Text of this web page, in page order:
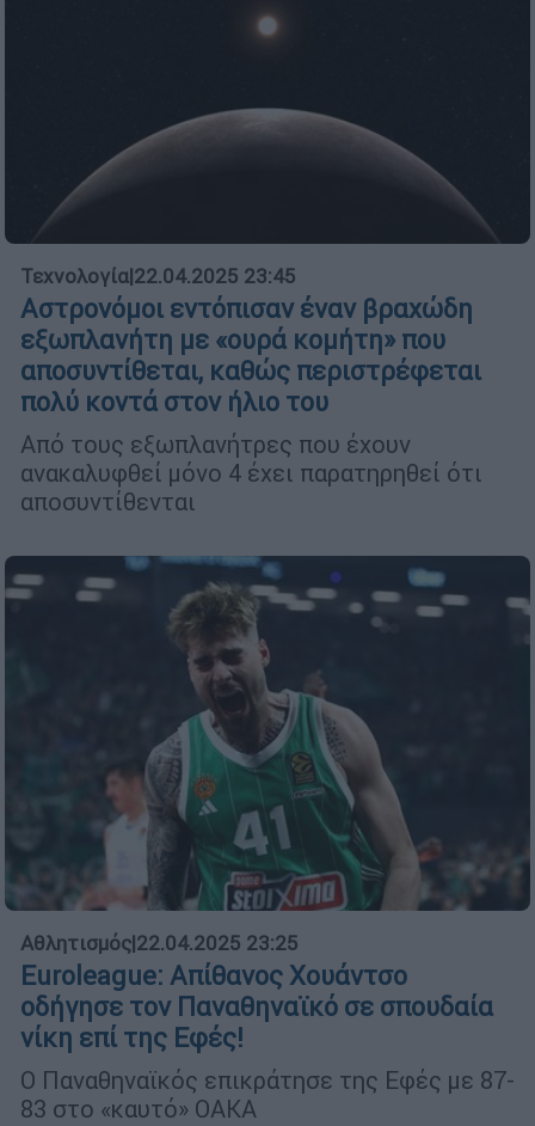
Τεχνολογία|22.04.2025 23:45
Αστρονόμοι εντόπισαν έναν βραχώδη
εξωπλανήτη με «ουρά κομήτη» που
αποσυντίθεται, καθώς περιστρέφεται
πολύ κοντά στον ήλιο του
Από τους εξωπλανήτρες που έχουν
ανακαλυφθεί μόνο 4 έχει παρατηρηθεί ότι
αποσυντίθενται
Αθλητισμός|22.04.2025 23:25
Euroleague: Απίθανος Χουάντσο
οδήγησε τον Παναθηναϊκό σε σπουδαία
νίκη επί της Εφές!
Ο Παναθηναϊκός επικράτησε της Εφές με 87-
83 στο «καυτό» ΟΑΚΑ